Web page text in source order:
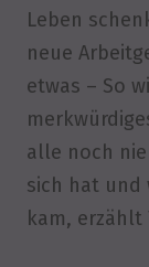
Leben
neue
etwas – So
alle noch
sich hat und
kam, erzählt